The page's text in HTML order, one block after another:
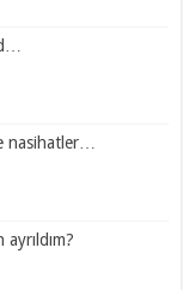
nasihatler…